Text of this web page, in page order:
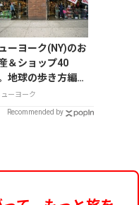
ーヨーク(NY)のお
＆ショップ40
地球の歩き方編集
レクト！
ューヨーク
Recommended by